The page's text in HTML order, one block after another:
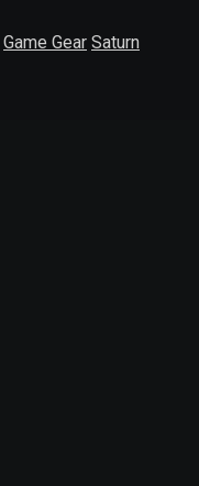
Game Gear Saturn